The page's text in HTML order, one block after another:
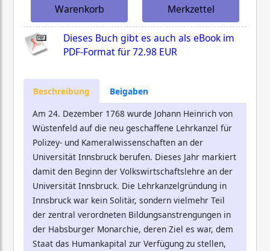
Warenkorb
Merkzettel
Dieses Buch gibt es auch als eBook im
PDF-Format für72.98 EUR
Beschreibung
Beigaben
Am 24. Dezember 1768 wurde Johann Heinrich von
Wüstenfeld auf die neu geschaffene Lehrkanzel für
Polizey- und Kameralwissenschaften an der
Universität Innsbruck berufen. Dieses Jahr markiert
damit den Beginn der Volkswirtschaftslehre an der
Universität Innsbruck. Die Lehrkanzelgründung in
Innsbruck war kein Solitär, sondern vielmehr Teil
der zentral verordneten Bildungsanstrengungen in
der Habsburger Monarchie, deren Ziel es war, dem
Staat das Humankapital zur Verfügung zu stellen,